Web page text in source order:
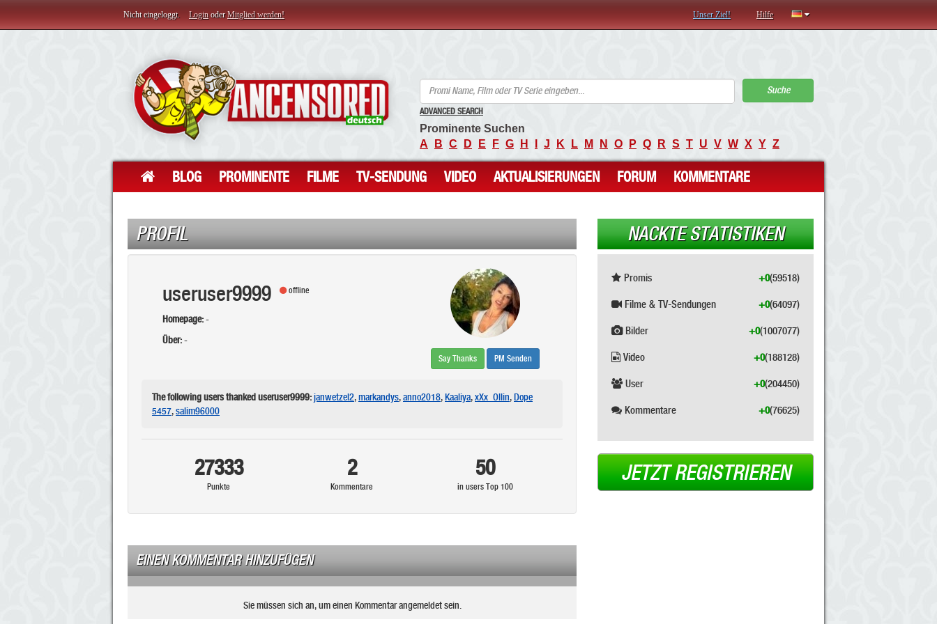
Nicht eingeloggt. Login oderMitglied werden! Unser Ziel! Hilfe
Suche
ADVANCED SEARCH
Prominente Suchen
A
B C D E F G H J K L M N O P Q R S T U V W X Y Z
BLOG PROMINENTE FILME TV-SENDUNG VIDEO AKTUALISIERUNGEN FORUM KOMMENTARE
PROFIL
useruser9999 offline
Homepage:-
Über:-
Say Thanks PM Senden
The following users thanked useruser9999:janwetzel2,markandys,anno2018,Kaaliya,xXx_Ollin,Dope
5457,salim96000
27333
Punkte
2
Kommentare
50
in users Top 100
EINEN KOMMENTAR HINZUFÜGEN
Sie müssen sich an, um einen Kommentar angemeldet sein.
NACKTE STATISTIKEN
Promis (59518)
+0
Filme & TV-Sendungen (64097)
+0
Bilder (1007077)
+0
Video (188128)
+0
User (204450)
+0
Kommentare (76625)
+0
JETZT REGISTRIEREN